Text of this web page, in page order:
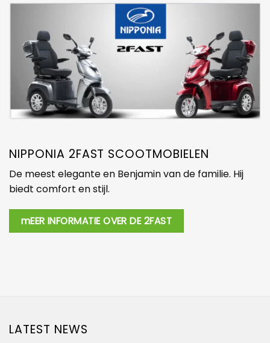
NIPPONIA 2FAST SCOOTMOBIELEN
De meest elegante en Benjamin van de familie. Hij
biedt comfort en stijl.
mEER INFORMATIE OVER DE 2FAST
LATEST NEWS